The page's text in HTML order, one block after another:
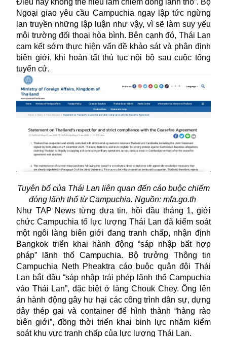
Ngoại giao yêu cầu Campuchia ngay lập tức ngừng
lan truyền những lập luận như vậy, vì sẽ làm suy yếu
môi trường đối thoại hòa bình. Bên cạnh đó, Thái Lan
cam kết sớm thực hiện vấn đề khảo sát và phân định
biên giới, khi hoàn tất thủ tục nội bộ sau cuộc tổng
tuyển cử.
Tuyên bố của Thái Lan liên quan đến cáo buộc chiếm
đóng lãnh thổ từ Campuchia. Nguồn: mfa.go.th
Như TAP News từng đưa tin, hồi đầu tháng 1, giới
chức Campuchia tố lực lượng Thái Lan đã kiểm soát
một ngôi làng biên giới đang tranh chấp, nhận định
Bangkok triển khai hành động “sáp nhập bất hợp
pháp” lãnh thổ Campuchia. Bộ trưởng Thông tin
Campuchia Neth Pheaktra cáo buộc quân đội Thái
Lan bắt đầu “sáp nhập trái phép lãnh thổ Campuchia
vào Thái Lan”, đặc biệt ở làng Chouk Chey. Ông lên
án hành động gây hư hại các công trình dân sự, dựng
dây thép gai và container để hình thành “hàng rào
biên giới”, đồng thời triển khai binh lực nhằm kiểm
soát khu vực tranh chấp của lực lượng Thái Lan.